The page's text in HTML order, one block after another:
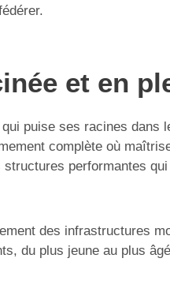
et en
puise ses racines dans
complète où
performantes
des infrastructures
du plus jeune au plus